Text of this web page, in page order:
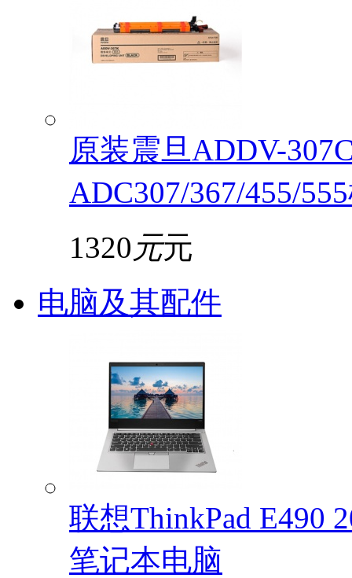
原装震旦ADDV-
ADC307/367/455/
1320 元元
电脑及其配件
联想ThinkPad E490
笔记本电脑